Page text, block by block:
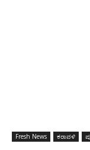
Fresh News ಕರಾವಳಿ